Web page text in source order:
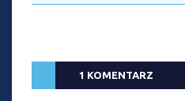
1 KOMENTARZ